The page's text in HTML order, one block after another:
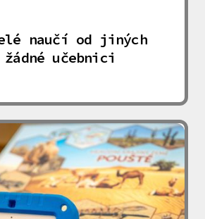
naučí od jiných
učebnici